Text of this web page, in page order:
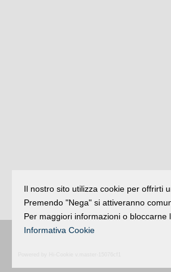
Il nostro sito utilizza cookie per offrirti
Premendo "Nega" si attiveranno
Per maggiori informazioni o bloccarne
Informativa Cookie